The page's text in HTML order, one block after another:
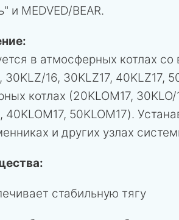
и MEDVED/BEAR.
в атмосферных котлах
30KLZ/16, 30KLZ17, 40KLZ17,
котлах (20KLOM17, 30KLO/
40KLOM17, 50KLOM17).
и других узлах
стабильную тягу